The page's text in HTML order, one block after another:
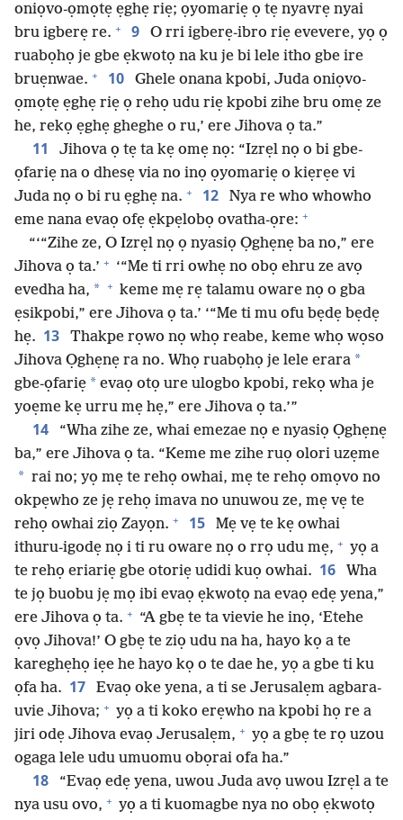
oniọvo-ọmọtẹ ẹghẹ riẹ; ọyomariẹ ọ tẹ nyavrẹ nyai
bru igberẹ re. + 9
O rri igberẹ-ibro riẹ evevere, yọ ọ
ruabọhọ je gbe ẹkwotọ na ku je bi lele itho gbe ire
bruẹnwae. + 10
Ghele onana kpobi, Juda oniọvo-
ọmọtẹ ẹghẹ riẹ ọ rehọ udu riẹ kpobi zihe bru omẹ ze
he, rekọ ẹghẹ gheghe o ru,’ ere Jihova ọ ta.”
11
Jihova ọ tẹ ta kẹ omẹ nọ: “Izrẹl nọ o bi gbe-
ọfariẹ na o dhesẹ via no inọ ọyomariẹ o kiẹrẹe vi
Juda nọ o bi ru ẹghẹ na. + 12
Nya re who whowho
eme nana evaọ ofẹ ẹkpẹlobọ ovatha-ọre: +
“‘“Zihe ze, O Izrẹl nọ ọ nyasiọ Ọghẹnẹ ba no,” ere
Jihova ọ ta.’ + ‘“Me ti rri owhẹ no obọ ehru ze avọ
evedha ha, * + keme mẹ rẹ talamu oware nọ o gba
ẹsikpobi,” ere Jihova ọ ta.’ ‘“Me ti mu ofu bẹdẹ bẹdẹ
hẹ. 13
Thakpe rọwo nọ whọ reabe, keme whọ wọso
Jihova Ọghẹnẹ ra no. Whọ ruabọhọ je lele erara *
gbe-ọfariẹ * evaọ otọ ure ulogbo kpobi, rekọ wha je
yoẹme kẹ urru mẹ hẹ,” ere Jihova ọ ta.’”
14
“Wha zihe ze, whai emezae nọ e nyasiọ Ọghẹnẹ
ba,” ere Jihova ọ ta. “Keme me zihe ruọ olori uzẹme
* rai no; yọ mẹ te rehọ owhai, mẹ te rehọ omọvo no
okpẹwho ze jẹ rehọ imava no unuwou ze, mẹ vẹ te
rehọ owhai ziọ Zayọn. + 15
Mẹ vẹ te kẹ owhai
ithuru-igodẹ nọ i ti ru oware nọ o rrọ udu mẹ, + yọ a
te rehọ eriariẹ gbe otoriẹ udidi kuọ owhai. 16
Wha
te jọ buobu jẹ mọ ibi evaọ ẹkwotọ na evaọ edẹ yena,”
ere Jihova ọ ta. + “A gbẹ te ta vievie he inọ, ‘Etehe
ọvọ Jihova!’ O gbẹ te ziọ udu na ha, hayo kọ a te
kareghẹhọ iẹe he hayo kọ o te dae he, yọ a gbe ti ku
ọfa ha. 17
Evaọ oke yena, a ti se Jerusalẹm agbara-
uvie Jihova; + yọ a ti koko erẹwho na kpobi họ re a
jiri odẹ Jihova evaọ Jerusalẹm, + yọ a gbẹ te rọ uzou
ogaga lele udu umuomu obọrai ofa ha.”
18
“Evaọ edẹ yena, uwou Juda avọ uwou Izrẹl a te
nya usu ovo, + yọ a ti kuomagbe nya no obọ ẹkwotọ